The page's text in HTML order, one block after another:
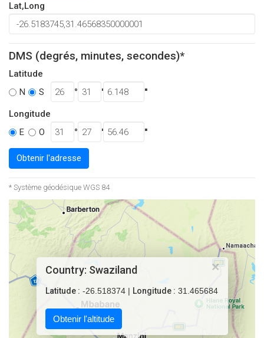
Lat,Long
DMS (degrés, minutes, secondes)*
Latitude
N
S ° ' ''
Longitude
E
O ° ' ''
Obtenir l'adresse
* Système géodésique WGS 84
×
Country: Swaziland
Latitude : -26.518374 | Longitude : 31.465684
Obtenir l'altitude